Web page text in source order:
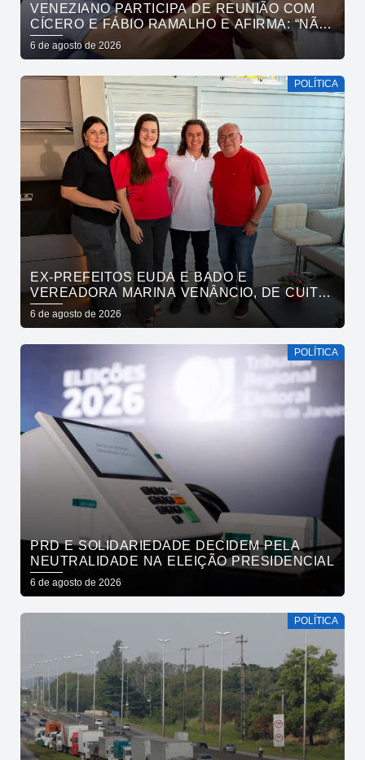
VENEZIANO PARTICIPA DE REUNIÃO COM
CÍCERO E FÁBIO RAMALHO E AFIRMA: “NÃO
ESTAMOS COMPRANDO CONSCIÊNCIAS,
MAS MOSTRANDO TRABALHO
6 de agosto de 2026
POLÍTICA
EX-PREFEITOS EUDA E BADO E
VEREADORA MARINA VENÂNCIO, DE CUITÉ,
REAFIRMAM APOIO A CÍCERO, VENEZIANO E
ANDRÉ GADELHA
6 de agosto de 2026
POLÍTICA
PRD E SOLIDARIEDADE DECIDEM PELA
NEUTRALIDADE NA ELEIÇÃO PRESIDENCIAL
6 de agosto de 2026
POLÍTICA